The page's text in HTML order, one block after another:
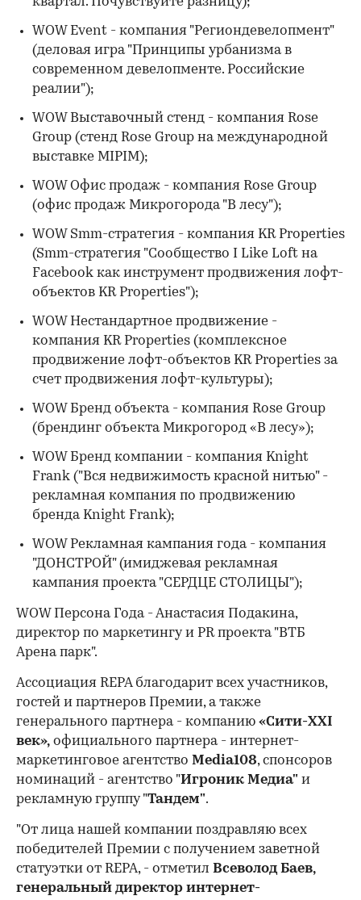
WOW Event - компания "Региондевелопмент"
(деловая игра "Принципы урбанизма в
современном девелопменте. Российские
реалии");
WOW Выставочный стенд - компания Rose
Group (стенд Rose Group на международной
выставке MIPIM);
WOW Офис продаж - компания Rose Group
(офис продаж Микрогорода "В лесу");
WOW Smm-стратегия - компания KR Properties
(Smm-стратегия "Сообщество I Like Loft на
Facebook как инструмент продвижения лофт-
объектов KR Properties");
WOW Нестандартное продвижение -
компания KR Properties (комплексное
продвижение лофт-объектов KR Properties за
счет продвижения лофт-культуры);
WOW Бренд объекта - компания Rose Group
(брендинг объекта Микрогород «В лесу»);
WOW Бренд компании - компания Knight
Frank ("Вся недвижимость красной нитью" -
рекламная компания по продвижению
бренда Knight Frank);
WOW Рекламная кампания года - компания
"ДОНСТРОЙ" (имиджевая рекламная
кампания проекта "СЕРДЦЕ СТОЛИЦЫ");
WOW Персона Года - Анастасия Подакина,
директор по маркетингу и PR проекта "ВТБ
Арена парк".
Ассоциация REPA благодарит всех участников,
гостей и партнеров Премии, а также
генерального партнера - компанию «Сити-XXI
век», официального партнера - интернет-
маркетинговое агентство Media108, спонсоров
номинаций - агентство "Игроник Медиа" и
рекламную группу "Тандем".
"От лица нашей компании поздравляю всех
победителей Премии с получением заветной
статуэтки от REPA, - отметил Всеволод Баев,
генеральный директор интернет-